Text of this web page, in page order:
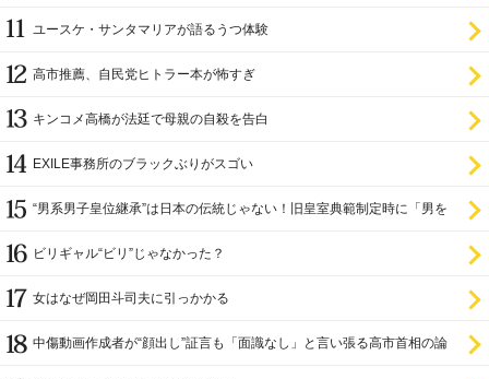
ユースケ・サンタマリアが語るうつ体験
高市推薦、自民党ヒトラー本が怖すぎ
キンコメ高橋が法廷で母親の自殺を告白
EXILE事務所のブラックぶりがスゴい
“男系男子皇位継承”は日本の伝統じゃない！旧皇室典範制定時に「男を
ビリギャル“ビリ”じゃなかった？
女はなぜ岡田斗司夫に引っかかる
中傷動画作成者が“顔出し”証言も「面識なし」と言い張る高市首相の論